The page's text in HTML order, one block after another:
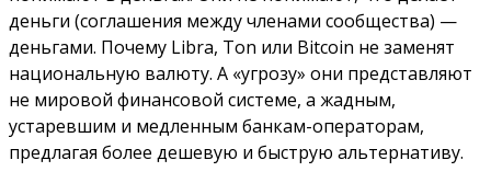
деньги (соглашения между членами сообщества) —
деньгами. Почему Libra, Ton или Bitcoin не заменят
национальную валюту. А «угрозу» они представляют
не мировой финансовой системе, а жадным,
устаревшим и медленным банкам-операторам,
предлагая более дешевую и быструю альтернативу.